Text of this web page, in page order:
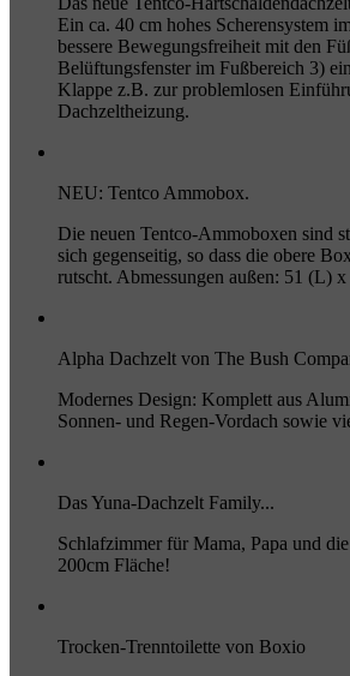
Ein ca. 40 cm hohes Scherensystem
bessere Bewegungsfreiheit mit den
Belüftungsfenster im Fußbereich 3)
Klappe z.B. zur problemlosen
Dachzeltheizung.
NEU: Tentco Ammobox.
Die neuen Tentco-Ammoboxen sind
sich gegenseitig, so dass die obere
rutscht. Abmessungen außen: 51 (L)
Alpha Dachzelt von The Bush
Modernes Design: Komplett aus
Sonnen- und Regen-Vordach sowie
Das Yuna-Dachzelt Family...
Schlafzimmer für Mama, Papa und
200cm Fläche!
Trocken-Trenntoilette von Boxio